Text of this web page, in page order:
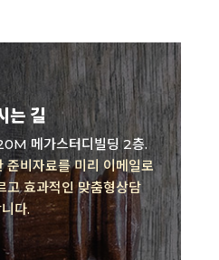
는 길
메가스터디빌딩 2층.
준비자료를 미리 이메일로
고 효과적인 맞춤형상담
다.